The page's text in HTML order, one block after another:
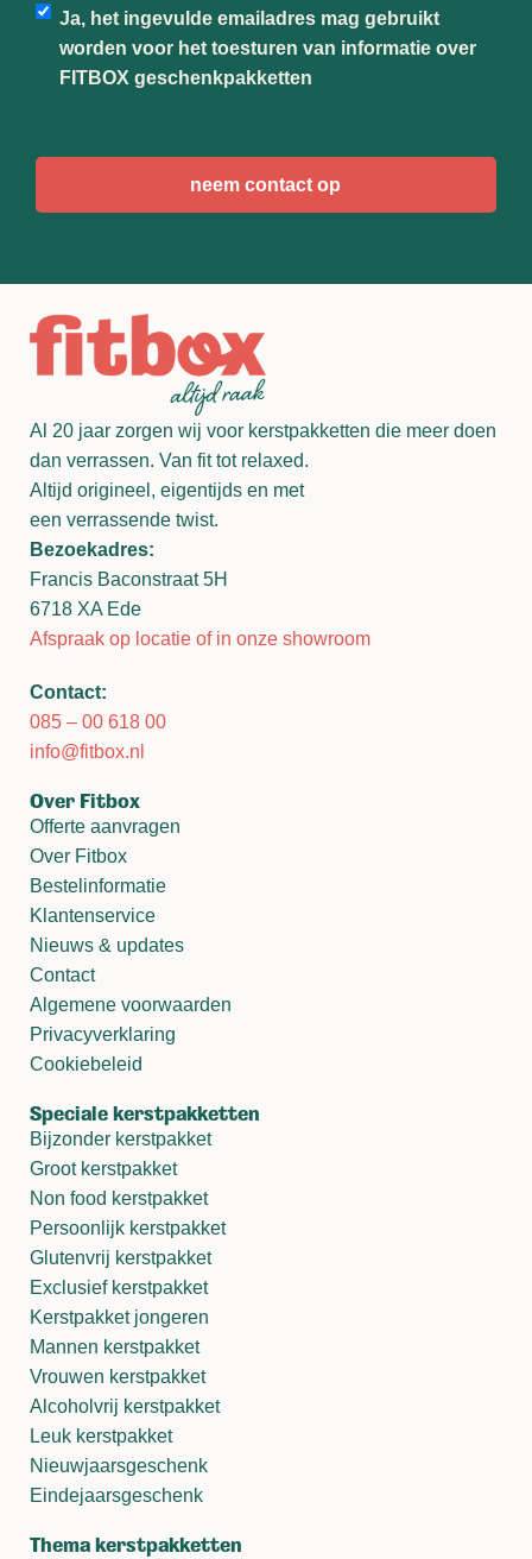
Ja, het ingevulde emailadres mag gebruikt
worden voor het toesturen van informatie over
FITBOX geschenkpakketten
Al 20 jaar zorgen wij voor kerstpakketten die meer doen
dan verrassen. Van fit tot relaxed.
Altijd origineel, eigentijds en met
een verrassende twist.
Bezoekadres:
Francis Baconstraat 5H
6718 XA Ede
Afspraak op locatie of in onze showroom
Contact:
085 – 00 618 00
info@fitbox.nl
Over Fitbox
Offerte aanvragen
Over Fitbox
Bestelinformatie
Klantenservice
Nieuws & updates
Contact
Algemene voorwaarden
Privacyverklaring
Cookiebeleid
Speciale kerstpakketten
Bijzonder kerstpakket
Groot kerstpakket
Non food kerstpakket
Persoonlijk kerstpakket
Glutenvrij kerstpakket
Exclusief kerstpakket
Kerstpakket jongeren
Mannen kerstpakket
Vrouwen kerstpakket
Alcoholvrij kerstpakket
Leuk kerstpakket
Nieuwjaarsgeschenk
Eindejaarsgeschenk
Thema kerstpakketten